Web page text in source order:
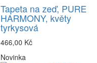
Tapeta na zeď, PURE
HARMONY, květy
tyrkysová
466,00 Kč
Novinka